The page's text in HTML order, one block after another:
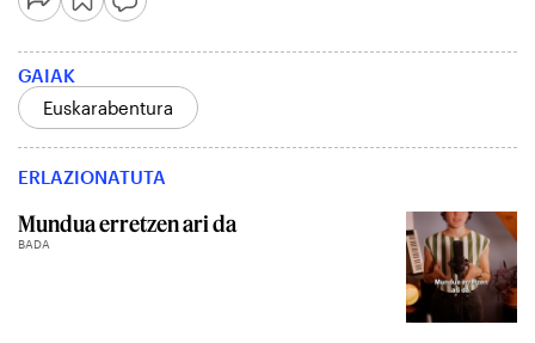
GAIAK
Euskarabentura
ERLAZIONATUTA
Mundua erretzen ari da
BADA